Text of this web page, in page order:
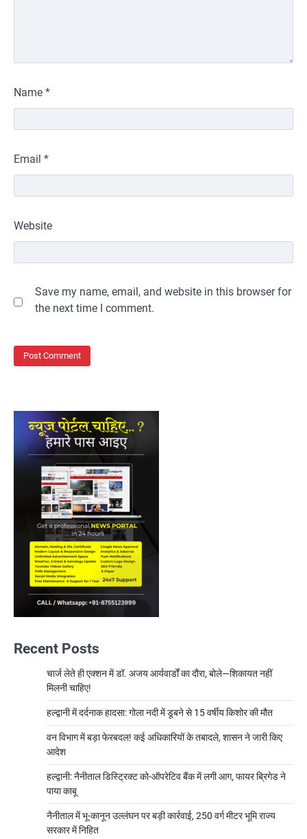
Name *
Email *
Website
Save my name, email, and website in this browser for
the next time I comment.
Recent Posts
चार्ज लेते ही एक्शन में डॉ. अजय आर्यवार्डों का दौरा, बोले—शिकायत नहीं
मिलनी चाहिए!
हल्द्वानी में दर्दनाक हादसा: गोला नदी में डूबने से 15 वर्षीय किशोर की मौत
वन विभाग में बड़ा फेरबदल! कई अधिकारियों के तबादले, शासन ने जारी किए
आदेश
हल्द्वानी: नैनीताल डिस्ट्रिक्ट को-ऑपरेटिव बैंक में लगी आग, फायर ब्रिगेड ने
पाया काबू
नैनीताल में भू-कानून उल्लंघन पर बड़ी कार्रवाई, 250 वर्ग मीटर भूमि राज्य
सरकार में निहित